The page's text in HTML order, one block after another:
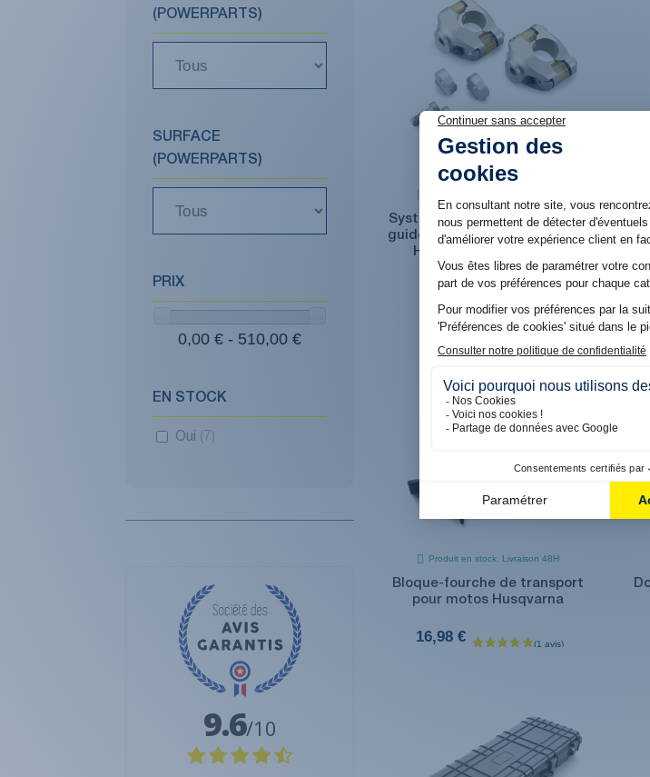
(POWERPARTS)
SURFACE
(POWERPARTS)
PRIX
0,00 € - 510,00 €
EN STOCK
Oui (7)
Système d'amortissement de
guidon progressif (PHDS) pour
Husqvarna Norden 901
199,08 €
Produit en stock. Livraison 48H
Bloque-fourche de transport
pour motos Husqvarna
16,98 €